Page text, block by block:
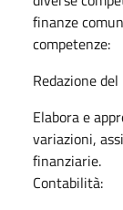
finanze
competenze:
Redazione
Elabora e
variazioni,
finanziarie.
Contabilità: